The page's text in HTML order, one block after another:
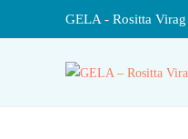
GELA - Rositta